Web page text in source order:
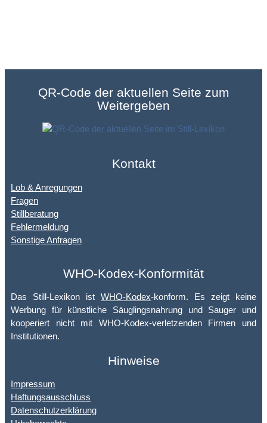
QR-Code der aktuellen Seite zum
Weitergeben
Kontakt
Lob & Anregungen
Fragen
Stillberatung
Fehlermeldung
Sonstige Anfragen
WHO-Kodex-Konformität
Das Still-Lexikon ist WHO-Kodex-konform. Es zeigt keine
Werbung für künstliche Säuglingsnahrung und Sauger und
kooperiert nicht mit WHO-Kodex-verletzenden Firmen und
Institutionen.
Hinweise
Impressum
Haftungsausschluss
Datenschutzerklärung